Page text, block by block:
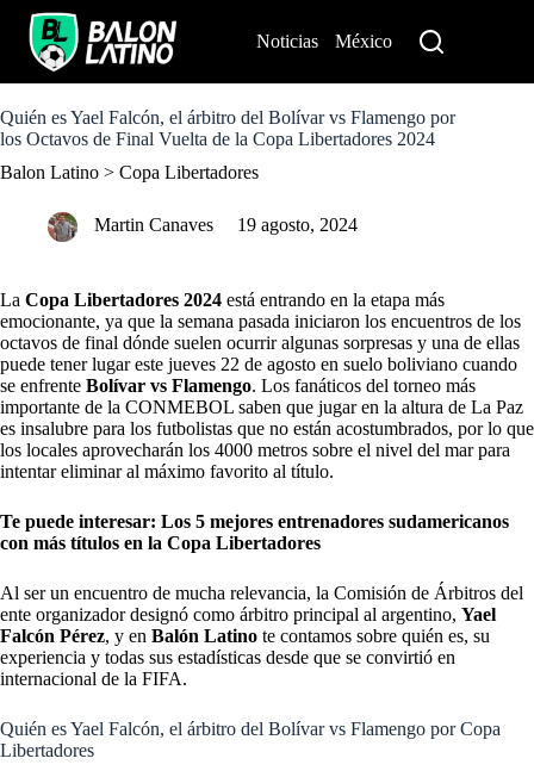
o
c
n
Noticias México
Quién es Yael Falcón, el árbitro del Bolívar vs Flamengo por
los Octavos de Final Vuelta de la Copa Libertadores 2024
Balon Latino > Copa Libertadores
Martin Canaves 19 agosto, 2024
La Copa Libertadores 2024 está entrando en la etapa más
emocionante, ya que la semana pasada iniciaron los encuentros de los
octavos de final dónde suelen ocurrir algunas sorpresas y una de ellas
puede tener lugar este jueves 22 de agosto en suelo boliviano cuando
se enfrente Bolívar vs Flamengo. Los fanáticos del torneo más
importante de la CONMEBOL saben que jugar en la altura de La Paz
es insalubre para los futbolistas que no están acostumbrados, por lo que
los locales aprovecharán los 4000 metros sobre el nivel del mar para
intentar eliminar al máximo favorito al título.
Te puede interesar: Los 5 mejores entrenadores sudamericanos
con más títulos en la Copa Libertadores
Al ser un encuentro de mucha relevancia, la Comisión de Árbitros del
ente organizador designó como árbitro principal al argentino, Yael
Falcón Pérez, y en Balón Latino te contamos sobre quién es, su
experiencia y todas sus estadísticas desde que se convirtió en
internacional de la FIFA.
Quién es Yael Falcón, el árbitro del Bolívar vs Flamengo por Copa
Libertadores